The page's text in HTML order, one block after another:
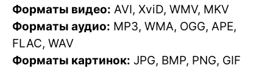
Форматы видео: AVI, XviD, WMV, MKV
Форматы аудио: MP3, WMA, OGG, APE,
FLAC, WAV
Форматы картинок: JPG, BMP, PNG, GIF